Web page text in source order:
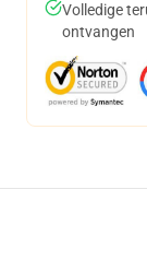
Volledige
ontvangen